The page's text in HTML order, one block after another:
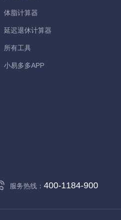
体脂计算器
延迟退休计算器
所有工具
小易多多APP
服务热线： 400-1184-900